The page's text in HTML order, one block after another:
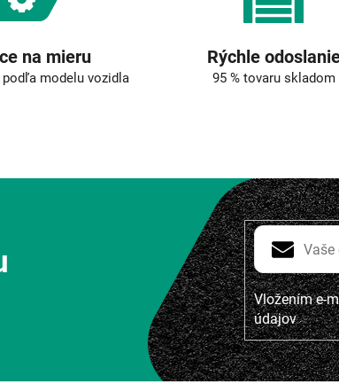
p
s
na mieru
modelu vozidla
Rýchle
95 % tovaru skladom
Vložením e-
údajov